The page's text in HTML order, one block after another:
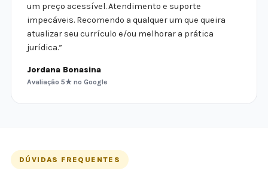
um preço acessível. Atendimento e suporte
impecáveis. Recomendo a qualquer um que queira
atualizar seu currículo e/ou melhorar a prática
jurídica.”
Jordana Bonasina
Avaliação 5★ no Google
DÚVIDAS FREQUENTES